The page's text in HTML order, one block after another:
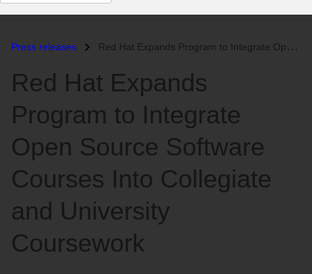
el
Press releases Red Hat Expands Program to Integrate Open Source Software Courses Into...
Red Hat Expands
Program to Integrate
Open Source Software
Courses Into Collegiate
and University
Coursework